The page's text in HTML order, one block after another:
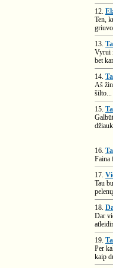
12.
Ten,
13.
Vyrui
bet
14.
Aš
šilto...
15.
16.
Faina
17.
Tau
18.
Dar
19.
Per
kaip